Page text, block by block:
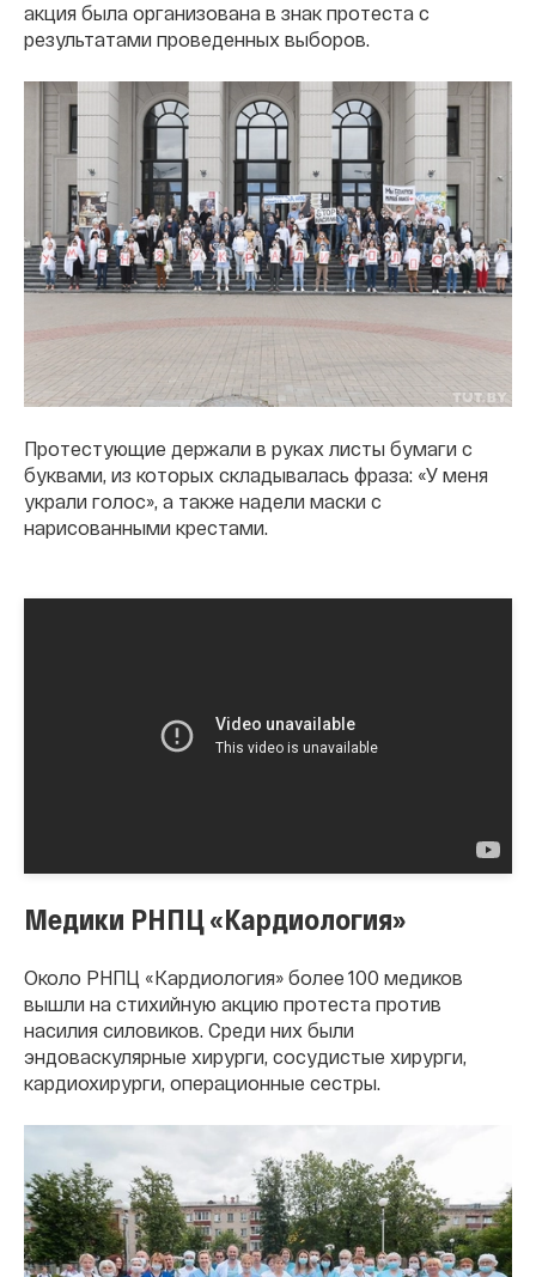
акция была организована в знак протеста с
результатами проведенных выборов.
Протестующие держали в руках листы бумаги с
буквами, из которых складывалась фраза: «У меня
украли голос», а также надели маски с
нарисованными крестами.
Медики РНПЦ «Кардиология»
Около РНПЦ «Кардиология» более 100 медиков
вышли на стихийную акцию протеста против
насилия силовиков. Среди них были
эндоваскулярные хирурги, сосудистые хирурги,
кардиохирурги, операционные сестры.